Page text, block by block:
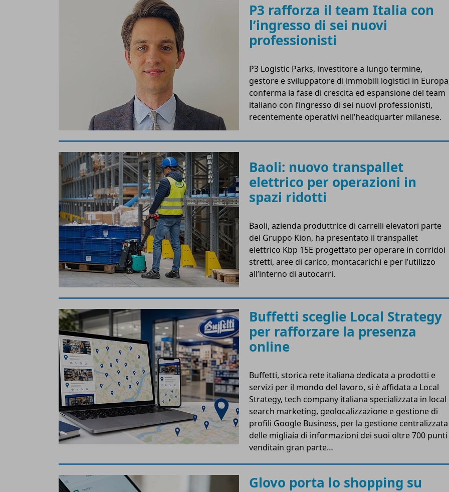
P3 rafforza il team Italia con
l’ingresso di sei nuovi
professionisti
P3 Logistic Parks, investitore a lungo termine,
gestore e sviluppatore di immobili logistici in
conferma la fase di crescita ed espansione del team
italiano con l’ingresso di sei nuovi professionisti,
recentemente operativi nell’headquarter milanese.
Baoli: nuovo transpallet
elettrico per operazioni in
spazi ridotti
Baoli, azienda produttrice di carrelli elevatori parte
del Gruppo Kion, ha presentato il transpallet
elettrico Kbp 15E progettato per operare in corridoi
stretti, aree di carico, montacarichi e per l’utilizzo
all’interno di autocarri.
Buffetti sceglie Local Strategy
per rafforzare la presenza
online
Buffetti, storica rete italiana dedicata a prodotti e
servizi per il mondo del lavoro, si è affidata a Local
Strategy, tech company italiana specializzata in local
search marketing, geolocalizzazione e gestione di
profili Google Business, per la gestione centralizzata
delle migliaia di informazioni dei suoi oltre 700 punti
venditain gran parte…
Glovo porta lo shopping su